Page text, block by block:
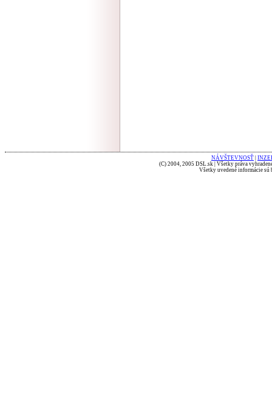
NÁVŠTEVNOSŤ
(C) 2004, 2005 DSL.sk | Všetky práva
Všetky uvedené informácie sú